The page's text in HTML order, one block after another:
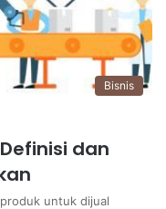
Bisnis
dan
untuk dijual